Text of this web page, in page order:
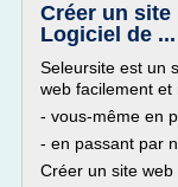
Créer un
Logiciel de ...
Seleursite est un
web facilement et
- vous-même en
- en passant par
Créer un site